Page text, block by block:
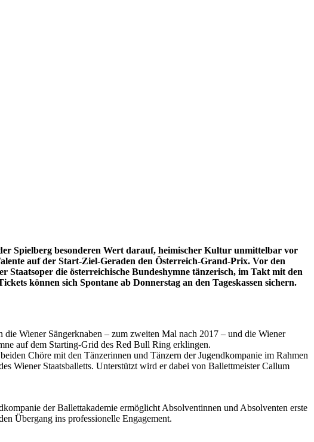
Spielberg besonderen Wert darauf, heimischer Kultur unmittelbar vor
auf der Start-Ziel-Geraden den Österreich-Grand-Prix. Vor den
die österreichische Bundeshymne tänzerisch, im Takt mit den
können sich Spontane ab Donnerstag an den Tageskassen sichern.
Wiener Sängerknaben – zum zweiten Mal nach 2017 – und die Wiener
auf dem Starting-Grid des Red Bull Ring erklingen.
Chöre mit den Tänzerinnen und Tänzern der Jugendkompanie im Rahmen
Wiener Staatsballetts. Unterstützt wird er dabei von Ballettmeister Callum
der Ballettakademie ermöglicht Absolventinnen und Absolventen erste
Übergang ins professionelle Engagement.